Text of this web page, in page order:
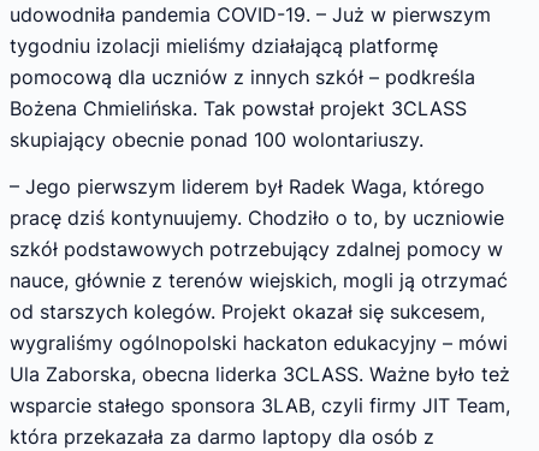
udowodniła pandemia COVID-19. – Już w pierwszym
tygodniu izolacji mieliśmy działającą platformę
pomocową dla uczniów z innych szkół – podkreśla
Bożena Chmielińska. Tak powstał projekt 3CLASS
skupiający obecnie ponad 100 wolontariuszy.
– Jego pierwszym liderem był Radek Waga, którego
pracę dziś kontynuujemy. Chodziło o to, by uczniowie
szkół podstawowych potrzebujący zdalnej pomocy w
nauce, głównie z terenów wiejskich, mogli ją otrzymać
od starszych kolegów. Projekt okazał się sukcesem,
wygraliśmy ogólnopolski hackaton edukacyjny – mówi
Ula Zaborska, obecna liderka 3CLASS. Ważne było też
wsparcie stałego sponsora 3LAB, czyli firmy JIT Team,
która przekazała za darmo laptopy dla osób z